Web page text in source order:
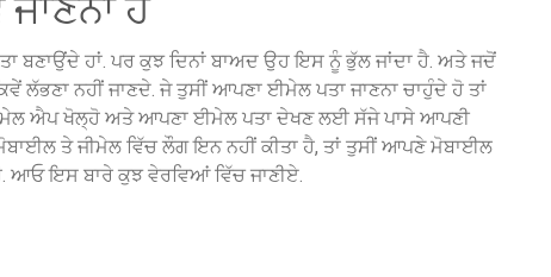
ਹੈ
ਬਣਾਉਂਦੇ ਹਾਂ. ਪਰ ਕੁਝ ਦਿਨਾਂ ਬਾਅਦ ਉਹ ਇਸ ਨੂੰ ਭੁੱਲ ਜਾਂਦਾ ਹੈ. ਅਤੇ ਜਦੋਂ
ਲੱਭਣਾ ਨਹੀਂ ਜਾਣਦੇ. ਜੇ ਤੁਸੀਂ ਆਪਣਾ ਈਮੇਲ ਪਤਾ ਜਾਣਨਾ ਚਾਹੁੰਦੇ ਹੋ ਤਾਂ
ਐਪ ਖੋਲ੍ਹੋ ਅਤੇ ਆਪਣਾ ਈਮੇਲ ਪਤਾ ਦੇਖਣ ਲਈ ਸੱਜੇ ਪਾਸੇ ਆਪਣੀ
ਤੇ ਜੀਮੇਲ ਵਿੱਚ ਲੌਗ ਇਨ ਨਹੀਂ ਕੀਤਾ ਹੈ, ਤਾਂ ਤੁਸੀਂ ਆਪਣੇ ਮੋਬਾਈਲ
ਆਓ ਇਸ ਬਾਰੇ ਕੁਝ ਵੇਰਵਿਆਂ ਵਿੱਚ ਜਾਣੀਏ.